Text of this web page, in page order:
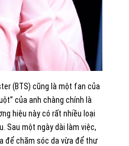
(BTS) cũng là một fan của
của anh chàng chính là
hiệu này có rất nhiều loại
Sau một ngày dài làm việc,
để chăm sóc da vừa để thư